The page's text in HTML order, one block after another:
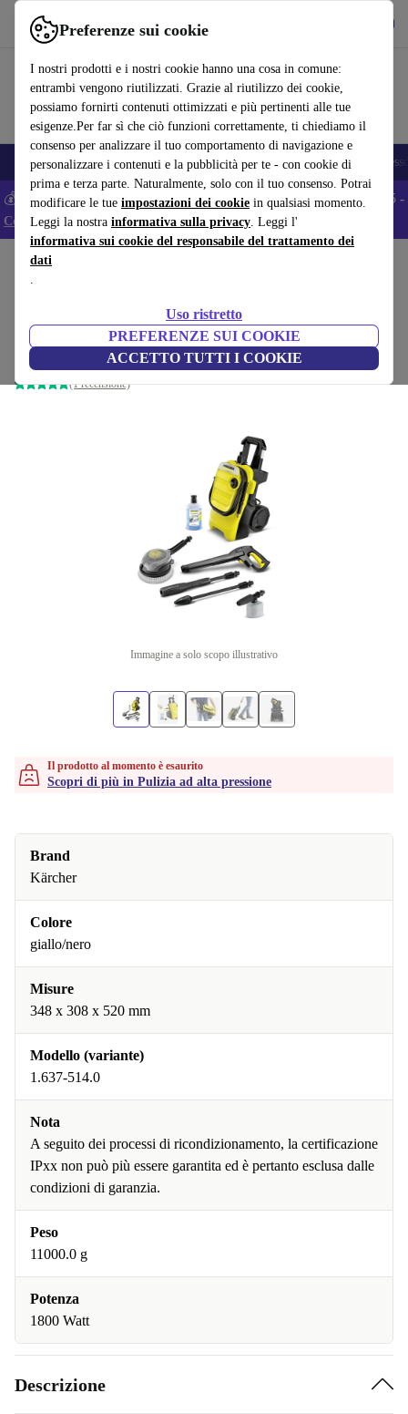
Preferenze sui cookie
I nostri prodotti e i nostri cookie hanno una cosa in comune:
entrambi vengono riutilizzati. Grazie al riutilizzo dei cookie,
possiamo fornirti contenuti ottimizzati e più pertinenti alle tue
esigenze.Per far sì che ciò funzioni correttamente, ti chiediamo il
consenso per analizzare il tuo comportamento di navigazione e
personalizzare i contenuti e la pubblicità per te - con cookie di
prima e terza parte. Naturalmente, solo con il tuo consenso. Potrai
modificare le tue impostazioni dei cookie in qualsiasi momento.
Leggi la nostra informativa sulla privacy. Leggi l'
informativa sui cookie del responsabile del trattamento dei
dati
.
Uso ristretto
PREFERENZE SUI COOKIE
ACCETTO TUTTI I COOKIE
Usa refurbed in modo rapido e semplice
🎒 Back to school Smartphone Portatili Tablet Smartwatch
💰 Extra -5% su tutti gli smartphone Android - Codice: ANDROID5 -
Condizioni
Home
Kärcher K 4 Compact Car Idropulitrice ad
alta pressione
giallo/nero
(1 recensione)
Immagine a solo scopo illustrativo
Il prodotto al momento è esaurito
Scopri di più in Pulizia ad alta pressione
Brand
Kärcher
Colore
giallo/nero
Misure
348 x 308 x 520 mm
Modello (variante)
1.637-514.0
Nota
A seguito dei processi di ricondizionamento, la certificazione
IPxx non può più essere garantita ed è pertanto esclusa dalle
condizioni di garanzia.
Peso
11000.0 g
Potenza
1800 Watt
Descrizione